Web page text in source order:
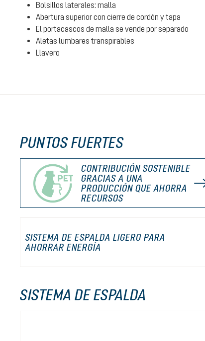
Bolsillos laterales: malla
Abertura superior con cierre de cordón y tapa
El portacascos de malla se vende por separado
Aletas lumbares transpirables
Llavero
PUNTOS FUERTES
CONTRIBUCIÓN SOSTENIBLE
GRACIAS A UNA
PRODUCCIÓN QUE AHORRA
RECURSOS
SISTEMA DE ESPALDA LIGERO PARA
AHORRAR ENERGÍA
SISTEMA DE ESPALDA